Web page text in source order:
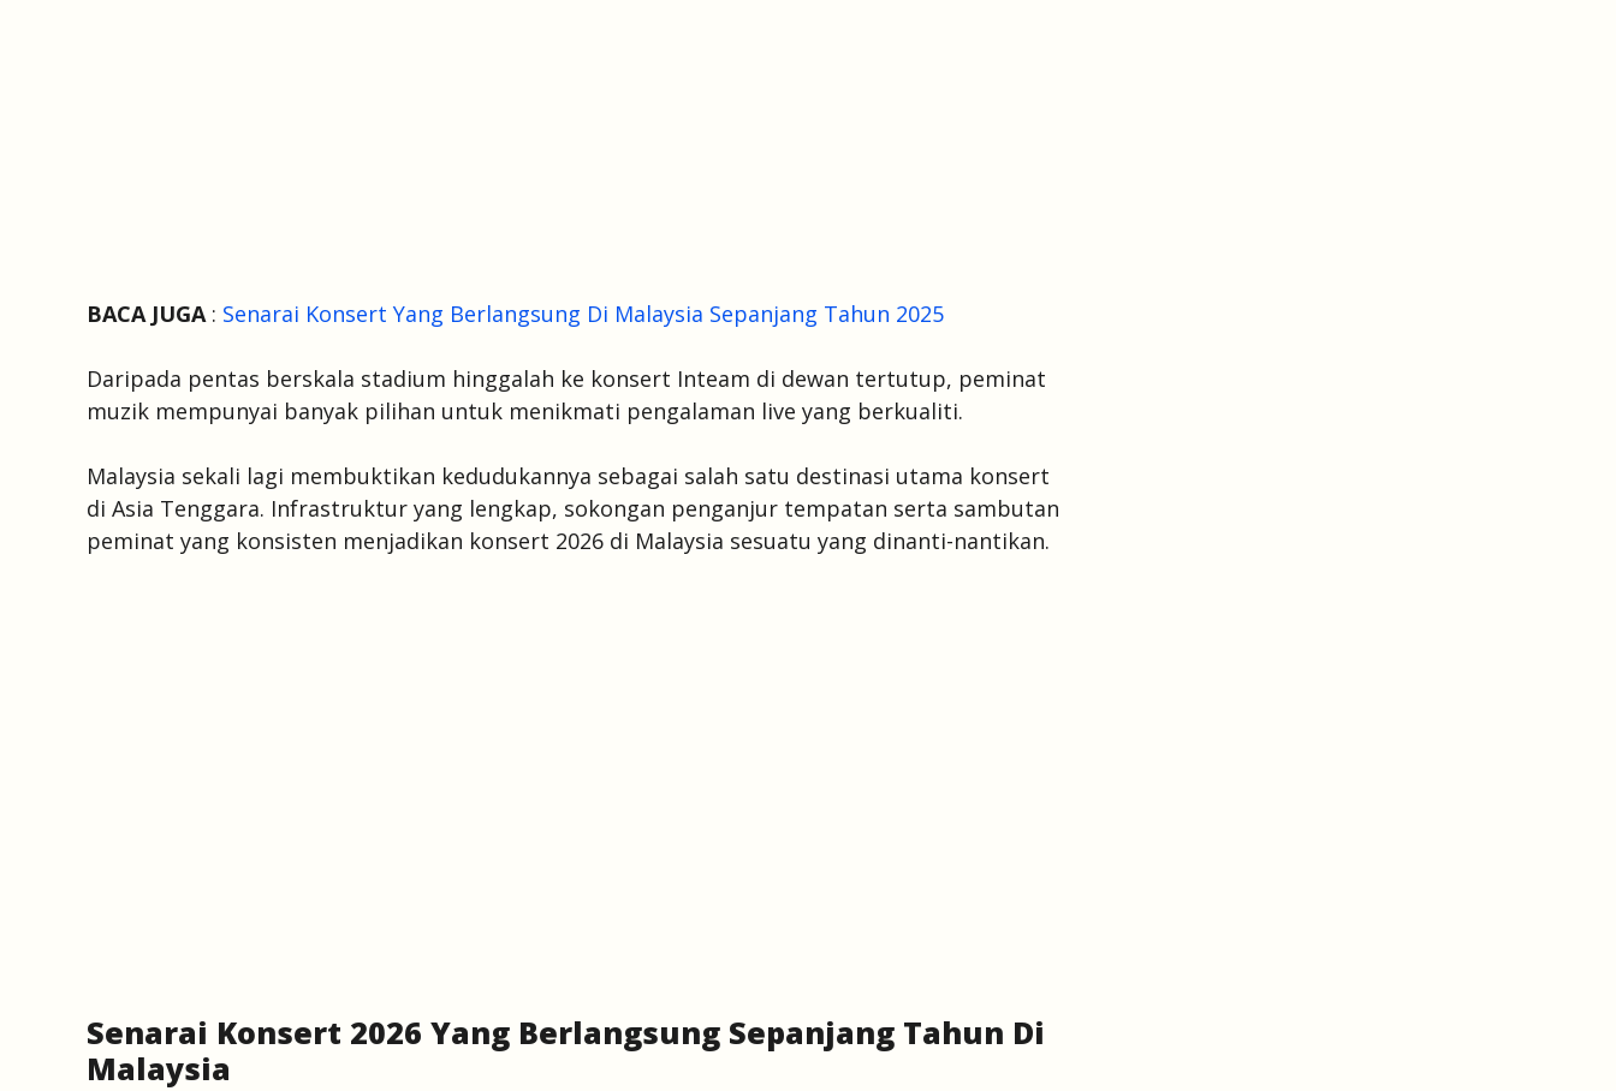
BACA JUGA: Senarai Konsert Yang Berlangsung Di Malaysia Sepanjang Tahun 2025
Daripada pentas berskala stadium hinggalah ke konsert Inteam di dewan tertutup, peminat
muzik mempunyai banyak pilihan untuk menikmati pengalaman live yang berkualiti.
Malaysia sekali lagi membuktikan kedudukannya sebagai salah satu destinasi utama konsert
di Asia Tenggara. Infrastruktur yang lengkap, sokongan penganjur tempatan serta sambutan
peminat yang konsisten menjadikan konsert 2026 di Malaysia sesuatu yang dinanti-nantikan.
Senarai Konsert 2026 Yang Berlangsung Sepanjang Tahun Di
Malaysia